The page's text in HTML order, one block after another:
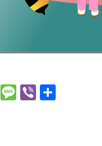
Messenger
Message
Viber